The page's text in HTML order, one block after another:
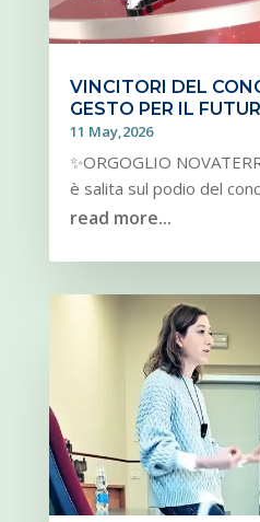
VINCITORI DEL
GESTO PER IL
11 May,2026
✨ORGOGLIO
è salita sul podio del
read more...